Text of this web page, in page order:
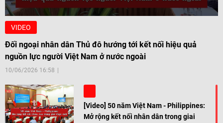
VIDEO
Đối ngoại nhân dân Thủ đô hướng tới kết nối hiệu quả
nguồn lực người Việt Nam ở nước ngoài
10/06/2026 16:58
[Video] 50 năm Việt Nam - Philippines:
Mở rộng kết nối nhân dân trong giai